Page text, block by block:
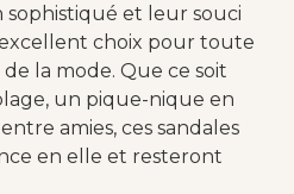
sophistiqué et leur souci
choix pour toute
la mode. Que ce soit
un pique-nique en
amies, ces sandales
en elle et resteront